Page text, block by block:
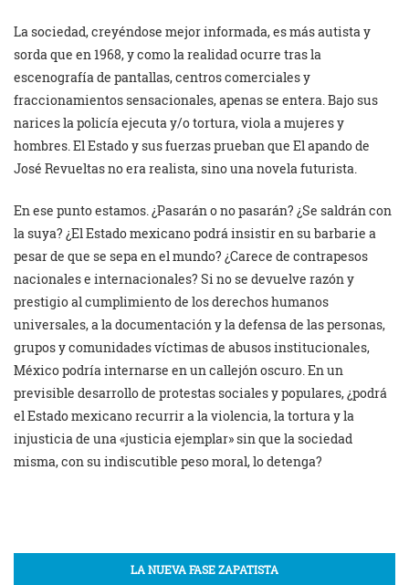
La sociedad, creyéndose mejor informada, es más autista y
sorda que en 1968, y como la realidad ocurre tras la
escenografía de pantallas, centros comerciales y
fraccionamientos sensacionales, apenas se entera. Bajo sus
narices la policía ejecuta y/o tortura, viola a mujeres y
hombres. El Estado y sus fuerzas prueban que El apando de
José Revueltas no era realista, sino una novela futurista.
En ese punto estamos. ¿Pasarán o no pasarán? ¿Se saldrán con
la suya? ¿El Estado mexicano podrá insistir en su barbarie a
pesar de que se sepa en el mundo? ¿Carece de contrapesos
nacionales e internacionales? Si no se devuelve razón y
prestigio al cumplimiento de los derechos humanos
universales, a la documentación y la defensa de las personas,
grupos y comunidades víctimas de abusos institucionales,
México podría internarse en un callejón oscuro. En un
previsible desarrollo de protestas sociales y populares, ¿podrá
el Estado mexicano recurrir a la violencia, la tortura y la
injusticia de una «justicia ejemplar» sin que la sociedad
misma, con su indiscutible peso moral, lo detenga?
LA NUEVA FASE ZAPATISTA